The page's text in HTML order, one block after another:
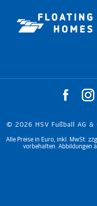
© 2026 HSV Fußball AG &
Alle Preise in Euro, inkl. MwSt.
vorbehalten. Abbildungen